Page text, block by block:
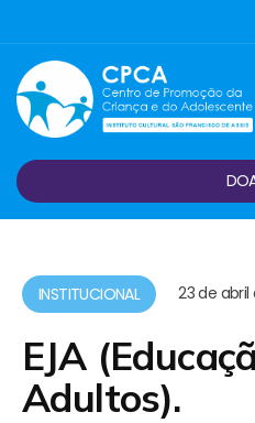
INSTITUCIONAL 23 de abril
EJA
Adultos).